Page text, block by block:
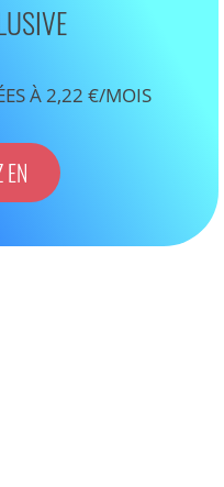
À 2,22 €/MOIS
EN